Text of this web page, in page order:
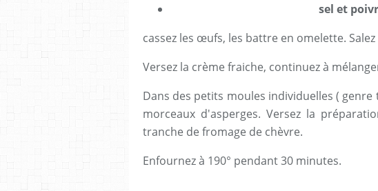
sel et
cassez les œufs, les battre en omelette.
Versez la crème fraiche, continuez à
Dans des petits moules individuelles (
morceaux d'asperges. Versez la
tranche de fromage de chèvre.
Enfournez à 190° pendant 30 minutes.